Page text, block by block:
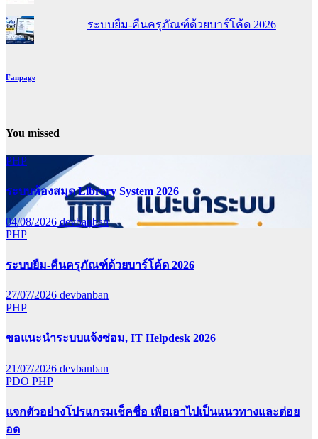
ระบบยืม-คืนครุภัณฑ์ด้วยบาร์โค้ด 2026
Fanpage
You missed
PHP
ระบบห้องสมุด Library System 2026
04/08/2026devbanban
PHP
ระบบยืม-คืนครุภัณฑ์ด้วยบาร์โค้ด 2026
27/07/2026 devbanban
PHP
ขอแนะนำระบบแจ้งซ่อม, IT Helpdesk 2026
21/07/2026 devbanban
PDO PHP
แจกตัวอย่างโปรแกรมเช็คชื่อ เพื่อเอาไปเป็นแนวทางและต่อย
อด